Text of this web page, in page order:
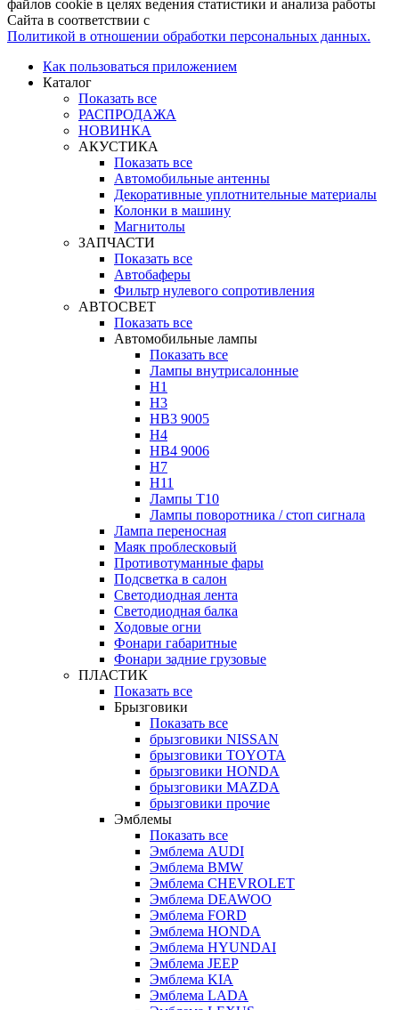
файлов cookie в целях ведения статистики и анализа работы
Сайта в соответствии с
Политикой в отношении обработки персональных данных.
Как пользоваться приложением
Каталог
Показать все
РАСПРОДАЖА
НОВИНКА
АКУСТИКА
Показать все
Автомобильные антенны
Декоративные уплотнительные материалы
Колонки в машину
Магнитолы
ЗАПЧАСТИ
Показать все
Автобаферы
Фильтр нулевого сопротивления
АВТОСВЕТ
Показать все
Автомобильные лампы
Показать все
Лампы внутрисалонные
H1
H3
HB3 9005
H4
HB4 9006
H7
H11
Лампы Т10
Лампы поворотника / стоп сигнала
Лампа переносная
Маяк проблесковый
Противотуманные фары
Подсветка в салон
Светодиодная лента
Светодиодная балка
Ходовые огни
Фонари габаритные
Фонари задние грузовые
ПЛАСТИК
Показать все
Брызговики
Показать все
брызговики NISSAN
брызговики TOYOTA
брызговики HONDA
брызговики MAZDA
брызговики прочие
Эмблемы
Показать все
Эмблема AUDI
Эмблема BMW
Эмблема CHEVROLET
Эмблема DEAWOO
Эмблема FORD
Эмблема HONDA
Эмблема HYUNDAI
Эмблема JEEP
Эмблема KIA
Эмблема LADA